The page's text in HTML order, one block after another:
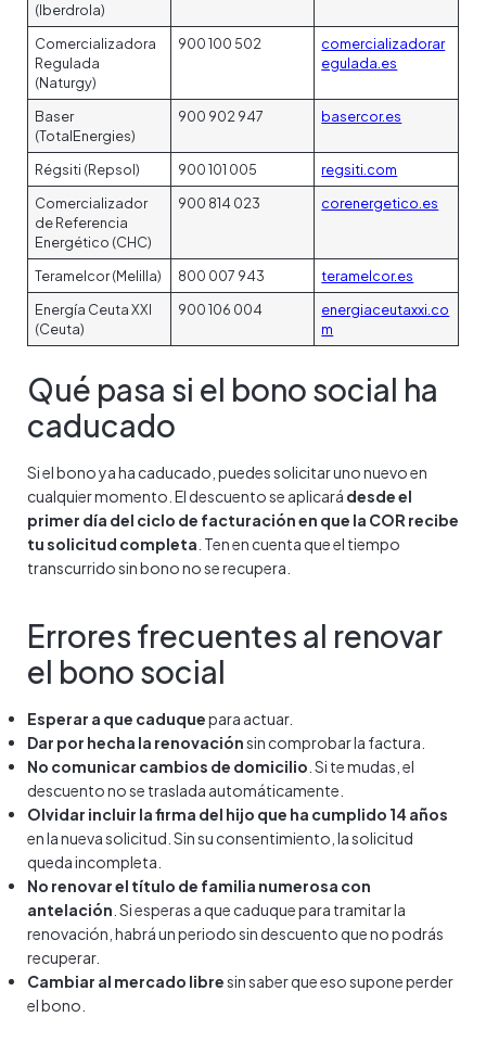
(Iberdrola)
Comercializadora
Regulada
(Naturgy)
900 100 502
comercializadorar
egulada.es
Baser
(TotalEnergies)
900 902 947 basercor.es
Régsiti (Repsol) 900 101 005
regsiti.com
Comercializador
de Referencia
Energético (CHC)
900 814 023 corenergetico.es
Teramelcor (Melilla) 800 007 943
teramelcor.es
Energía Ceuta XXI
(Ceuta)
900 106 004
energiaceutaxxi.co
m
Qué pasa si el bono social ha
caducado
Si el bono ya ha caducado, puedes solicitar uno nuevo en
cualquier momento. El descuento se aplicará desde el
primer día del ciclo de facturación en que la COR recibe
tu solicitud completa . Ten en cuenta que el tiempo
transcurrido sin bono no se recupera.
Errores frecuentes al renovar
el bono social
Esperar a que caduquepara actuar.
Dar por hecha la renovaciónsin comprobar la factura.
No comunicar cambios de domicilio . Si te mudas, el
descuento no se traslada automáticamente.
Olvidar incluir la firma del hijo que ha cumplido 14 años
en la nueva solicitud. Sin su consentimiento, la solicitud
queda incompleta.
No renovar el título de familia numerosa con
antelación . Si esperas a que caduque para tramitar la
renovación, habrá un periodo sin descuento que no podrás
recuperar.
Cambiar al mercado libresin saber que eso supone perder
el bono.